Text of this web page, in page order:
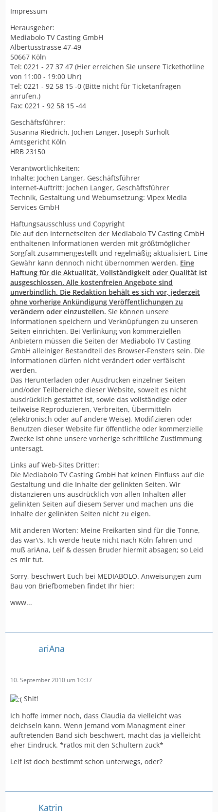
Impressum
Herausgeber:
Mediabolo TV Casting GmbH
Albertusstrasse 47-49
50667 Köln
Tel: 0221 - 27 37 47 (Hier erreichen Sie unsere Tickethotline
von 11:00 - 19:00 Uhr)
Tel: 0221 - 92 58 15 -0 (Bitte nicht für Ticketanfragen
anrufen.)
Fax: 0221 - 92 58 15 -44
Geschäftsführer:
Susanna Riedrich, Jochen Langer, Joseph Surholt
Amtsgericht Köln
HRB 23150
Verantwortlichkeiten:
Inhalte: Jochen Langer, Geschäftsführer
Internet-Auftritt: Jochen Langer, Geschäftsführer
Technik, Gestaltung und Webumsetzung: Vipex Media
Services GmbH
Haftungsausschluss und Copyright
Die auf den Internetseiten der Mediabolo TV Casting GmbH
enthaltenen Informationen werden mit größtmöglicher
Sorgfalt zusammengestellt und regelmäßig aktualisiert. Eine
Gewähr kann dennoch nicht übernommen werden. Eine
Haftung für die Aktualität, Vollständigkeit oder Qualität ist
ausgeschlossen. Alle kostenfreien Angebote sind
unverbindlich. Die Redaktion behält es sich vor, jederzeit
ohne vorherige Ankündigung Veröffentlichungen zu
verändern oder einzustellen. Sie können unsere
Informationen speichern und Verknüpfungen zu unseren
Seiten einrichten. Bei Verlinkung von kommerziellen
Anbietern müssen die Seiten der Mediabolo TV Casting
GmbH alleiniger Bestandteil des Browser-Fensters sein. Die
Informationen dürfen nicht verändert oder verfälscht
werden.
Das Herunterladen oder Ausdrucken einzelner Seiten
und/oder Teilbereiche dieser Website, soweit es nicht
ausdrücklich gestattet ist, sowie das vollständige oder
teilweise Reproduzieren, Verbreiten, Übermitteln
(elektronisch oder auf andere Weise), Modifizieren oder
Benutzen dieser Website für öffentliche oder kommerzielle
Zwecke ist ohne unsere vorherige schriftliche Zustimmung
untersagt.
Links auf Web-Sites Dritter:
Die Mediabolo TV Casting GmbH hat keinen Einfluss auf die
Gestaltung und die Inhalte der gelinkten Seiten. Wir
distanzieren uns ausdrücklich von allen Inhalten aller
gelinkten Seiten auf diesem Server und machen uns die
Inhalte der gelinkten Seiten nicht zu eigen.
Mit anderen Worten: Meine Freikarten sind für die Tonne,
das war\'s. Ich werde heute nicht nach Köln fahren und
muß ariAna, Leif & dessen Bruder hiermit absagen; so Leid
es mir tut.
Sorry, beschwert Euch bei MEDIABOLO. Anweisungen zum
Bau von Briefbomeben findet Ihr hier:
www...
ariAna
10. September 2010 um 10:37
Shit!
Ich hoffe immer noch, dass Claudia da vielleicht was
deichseln kann. Wenn jemand vom Managment einer
auftretenden Band sich beschwert, macht das ja vielleicht
eher Eindruck. *ratlos mit den Schultern zuck*
Leif ist doch bestimmt schon unterwegs, oder?
Katrin